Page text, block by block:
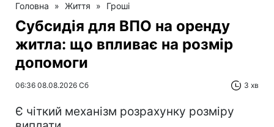
Головна » Життя » Гроші
Субсидія для ВПО на оренду
житла: що впливає на розмір
допомоги
06:36 08.08.2026 Сб 3 хв
Є чіткий механізм розрахунку розміру